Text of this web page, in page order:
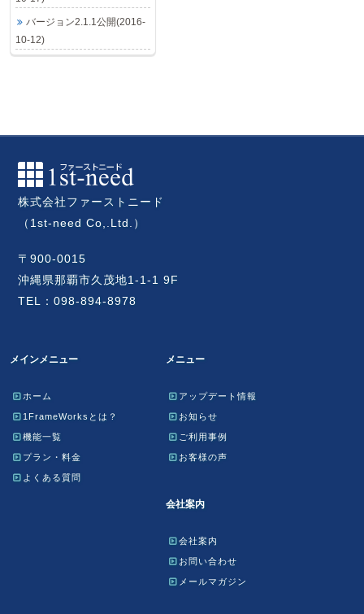
バージョン2.1.1公開(2016-
10-12)
株式会社ファーストニード
（1st-need Co,.Ltd.）
〒900-0015
沖縄県那覇市久茂地1-1-1 9F
TEL：098-894-8978
メインメニュー
ホーム
1FrameWorksとは？
機能一覧
プラン・料金
よくある質問
メニュー
アップデート情報
お知らせ
ご利用事例
お客様の声
会社案内
会社案内
お問い合わせ
メールマガジン